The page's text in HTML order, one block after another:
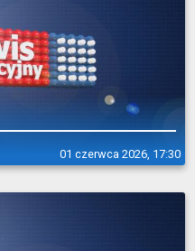
01 czerwca 2026, 17:30